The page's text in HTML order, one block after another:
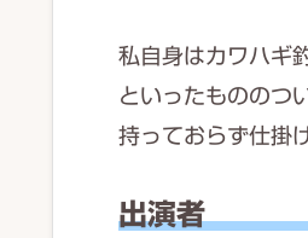
私自身はカワハギ
といったもののつ
持っておらず仕掛
出演者